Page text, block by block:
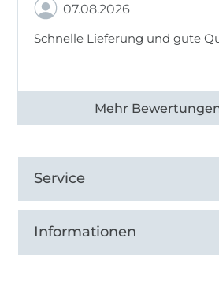
07.08.2026
Schnelle Lieferung und gute
Alle 82990 Bewertungen
Service
Informationen